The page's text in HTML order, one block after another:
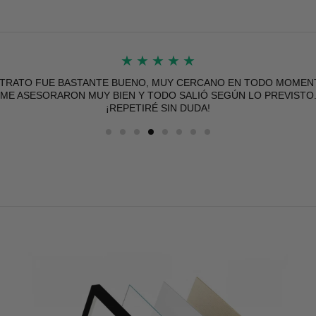
★ ★ ★ ★ ★
FUE BASTANTE BUENO, MUY CERCANO EN TODO
ME ASESORARON MUY BIEN Y TODO SALIÓ SEGÚN LO PREVISTO.
¡REPETIRÉ SIN DUDA!